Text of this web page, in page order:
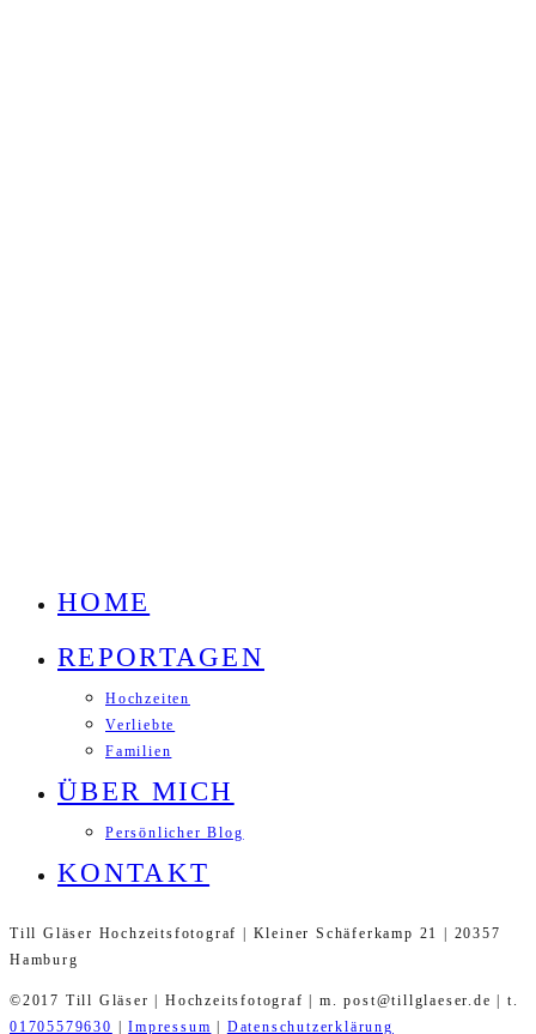
HOME
REPORTAGEN
Hochzeiten
Verliebte
Familien
ÜBER MICH
Persönlicher Blog
KONTAKT
Till Gläser Hochzeitsfotograf | Kleiner Schäferkamp 21 | 20357
Hamburg
©2017 Till Gläser | Hochzeitsfotograf | m. post@tillglaeser.de | t.
01705579630
|Impressum Datenschutzerklärung